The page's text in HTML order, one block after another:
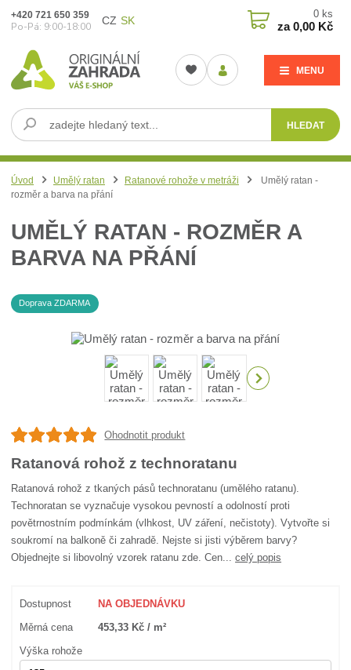
CZ SK
MENU
HLEDAT
+420 721 650 359
Po-Pá: 9:00-18:00
0 ks
za0,00 Kč
Úvod Umělý ratan Ratanové rohože v metráži
Umělý ratan -
rozměr a barva na přání
UMĚLÝ RATAN - ROZMĚR A
BARVA NA PŘÁNÍ
Doprava ZDARMA
Ohodnotit produkt
Ratanová rohož z technoratanu
Ratanová rohož z tkaných pásů technoratanu (umělého ratanu).
Technoratan se vyznačuje vysokou pevností a odolností proti
povětrnostním podmínkám (vlhkost, UV záření, nečistoty). Vytvořte si
soukromí na balkoně či zahradě. Nejste si jisti výběrem barvy?
Objednejte si libovolný vzorek ratanu zde. Cen...celý popis
Dostupnost NA OBJEDNÁVKU
Měrná cena 453,33 Kč / m²
Výška rohože